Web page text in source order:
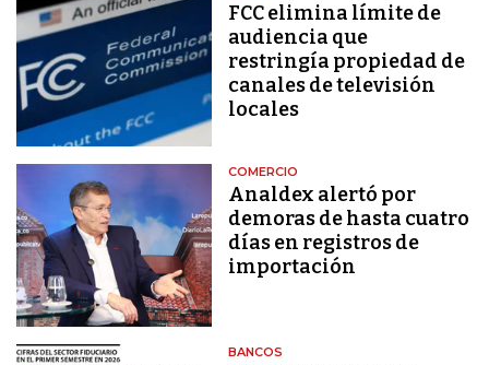
FCC elimina límite de
audiencia que
restringía propiedad de
canales de televisión
locales
COMERCIO
Analdex alertó por
demoras de hasta cuatro
días en registros de
importación
BANCOS